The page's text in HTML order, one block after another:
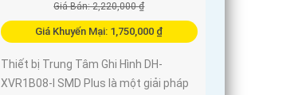
Giá Bán: 2,220,000 ₫
Giá Khuyến Mại: 1,750,000 ₫
Thiết bị Trung Tâm Ghi Hình DH-
XVR1B08-I SMD Plus là một giải pháp